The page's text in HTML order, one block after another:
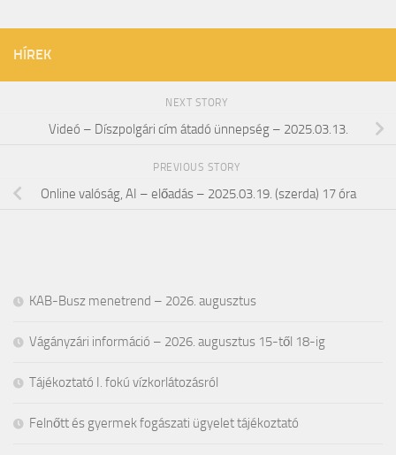
HÍREK
NEXT STORY
Videó – Díszpolgári cím átadó ünnepség – 2025.03.13.
PREVIOUS STORY
Online valóság, AI – előadás – 2025.03.19. (szerda) 17 óra
KAB-Busz menetrend – 2026. augusztus
Vágányzári információ – 2026. augusztus 15-től 18-ig
Tájékoztató I. fokú vízkorlátozásról
Felnőtt és gyermek fogászati ügyelet tájékoztató